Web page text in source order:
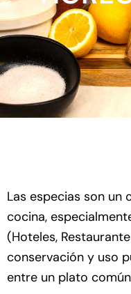
Las especias son un
cocina,
(Hoteles,
conservación y uso
entre un plato